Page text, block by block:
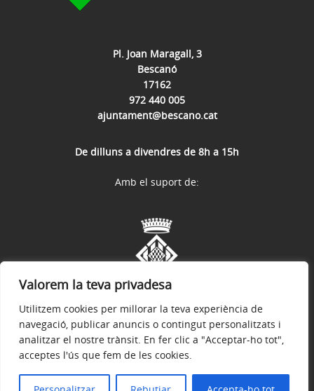
Valorem la teva privadesa
Utilitzem cookies per millorar la teva experiència de
navegació, publicar anuncis o contingut personalitzats i
analitzar el nostre trànsit. En fer clic a "Acceptar-ho tot",
acceptes l'ús que fem de les cookies.
Pl. Joan Maragall, 3
Bescanó
17162
972 440 005
ajuntament@bescano.cat
De dilluns a divendres de 8h a 15h
Avís legal Política de privacitat
Accessibilitat
© 2026
Amb el suport de: